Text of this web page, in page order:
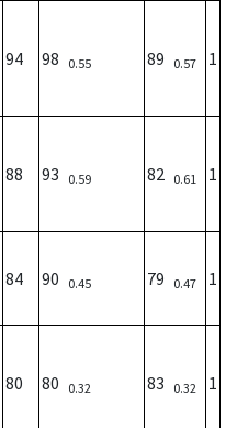
94 98 0.55 89 0.57 1
88 93 0.59 82 0.61 1
84 90 0.45 79 0.47 1
80 80 0.32 83 0.32 1